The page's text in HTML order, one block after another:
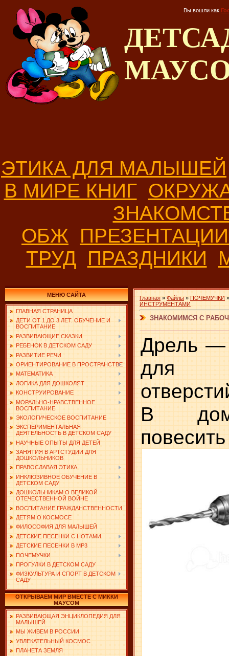
Вы вошли как
ЭТИКА ДЛЯ МАЛЫШЕЙ
В МИРЕ КНИГ
ОБЖ
ТРУД ПРАЗДНИКИ
МЕНЮ САЙТА
ГЛАВНАЯ СТРАНИЦА
ДЕТИ ОТ 1 ДО 3 ЛЕТ. ОБУЧЕНИЕ И
ВОСПИТАНИЕ
РАЗВИВАЮЩИЕ СКАЗКИ
РЕБЕНОК В ДЕТСКОМ САДУ
РАЗВИТИЕ РЕЧИ
ОРИЕНТИРОВАНИЕ В ПРОСТРАНСТВЕ
МАТЕМАТИКА
ЛОГИКА ДЛЯ ДОШКОЛЯТ
КОНСТРУИРОВАНИЕ
МОРАЛЬНО-НРАВСТВЕННОЕ
ВОСПИТАНИЕ
ЭКОЛОГИЧЕСКОЕ ВОСПИТАНИЕ
ЭКСПЕРИМЕНТАЛЬНАЯ
ДЕЯТЕЛЬНОСТЬ В ДЕТСКОМ САДУ
НАУЧНЫЕ ОПЫТЫ ДЛЯ ДЕТЕЙ
ЗАНЯТИЯ В АРТСТУДИИ ДЛЯ
ДОШКОЛЬНИКОВ
ПРАВОСЛАВАЯ ЭТИКА
ИНКЛЮЗИВНОЕ ОБУЧЕНИЕ В
ДЕТСКОМ САДУ
ДОШКОЛЬНИКАМ О ВЕЛИКОЙ
ОТЕЧЕСТВЕННОЙ ВОЙНЕ
ВОСПИТАНИЕ ГРАЖДАНСТВЕННОСТИ
ДЕТЯМ О КОСМОСЕ
ФИЛОСОФИЯ ДЛЯ МАЛЫШЕЙ
ДЕТСКИЕ ПЕСЕНКИ С НОТАМИ
ДЕТСКИЕ ПЕСЕНКИ В MP3
ПОЧЕМУЧКИ
ПРОГУЛКИ В ДЕТСКОМ САДУ
ФИЗКУЛЬТУРА И СПОРТ В ДЕТСКОМ
САДУ
ОТКРЫВАЕМ МИР ВМЕСТЕ С МИККИ
МАУСОМ
РАЗВИВАЮЩАЯ ЭНЦИКЛОПЕДИЯ ДЛЯ
МАЛЫШЕЙ
МЫ ЖИВЕМ В РОССИИ
УВЛЕКАТЕЛЬНЫЙ КОСМОС
ПЛАНЕТА ЗЕМЛЯ
Главная » Файлы » ПОЧЕМУЧКИ
ИНСТРУМЕНТАМИ
ЗНАКОМИМСЯ С
Дрель —
для
В